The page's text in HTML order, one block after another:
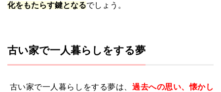
化をもたらす鍵となるでしょう。
古い家で一人暮らしをする夢
古い家で一人暮らしをする夢は、 過去への思い、懐かし